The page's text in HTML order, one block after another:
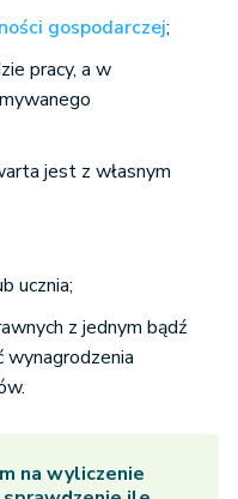
gospodarczej;
pracy, a w
jest z własnym
ucznia;
z jednym bądź
na wyliczenie